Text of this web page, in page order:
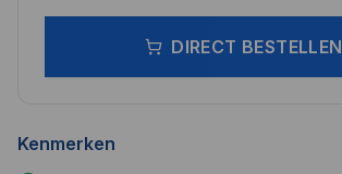
DIRECT BESTELLEN
Kenmerken